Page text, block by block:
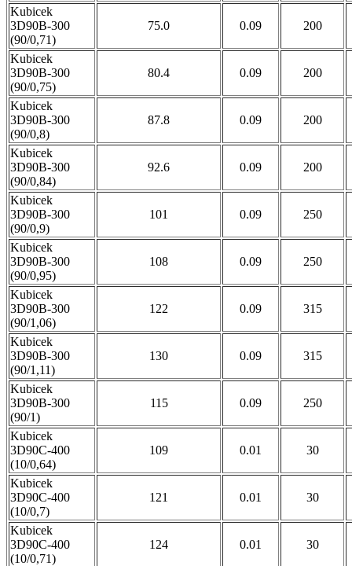
Kubicek
3D90B-300
(90/0,71)
75.0 0.09 200
Kubicek
3D90B-300
(90/0,75)
80.4 0.09 200
Kubicek
3D90B-300
(90/0,8)
87.8 0.09 200
Kubicek
3D90B-300
(90/0,84)
92.6 0.09 200
Kubicek
3D90B-300
(90/0,9)
101 0.09 250
Kubicek
3D90B-300
(90/0,95)
108 0.09 250
Kubicek
3D90B-300
(90/1,06)
122 0.09 315
Kubicek
3D90B-300
(90/1,11)
130 0.09 315
Kubicek
3D90B-300
(90/1)
115 0.09 250
Kubicek
3D90C-400
(10/0,64)
109 0.01 30
Kubicek
3D90C-400
(10/0,7)
121 0.01 30
Kubicek
3D90C-400
(10/0,71)
124 0.01 30